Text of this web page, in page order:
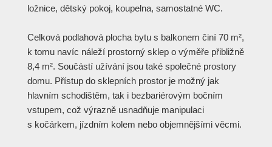
ložnice, dětský pokoj, koupelna, samostatné WC.
Celková podlahová plocha bytu s balkonem činí 70 m²,
k tomu navíc náleží prostorný sklep o výměře přibližně
8,4 m². Součástí užívání jsou také společné prostory
domu. Přístup do sklepních prostor je možný jak
hlavním schodištěm, tak i bezbariérovým bočním
vstupem, což výrazně usnadňuje manipulaci
s kočárkem, jízdním kolem nebo objemnějšími věcmi.